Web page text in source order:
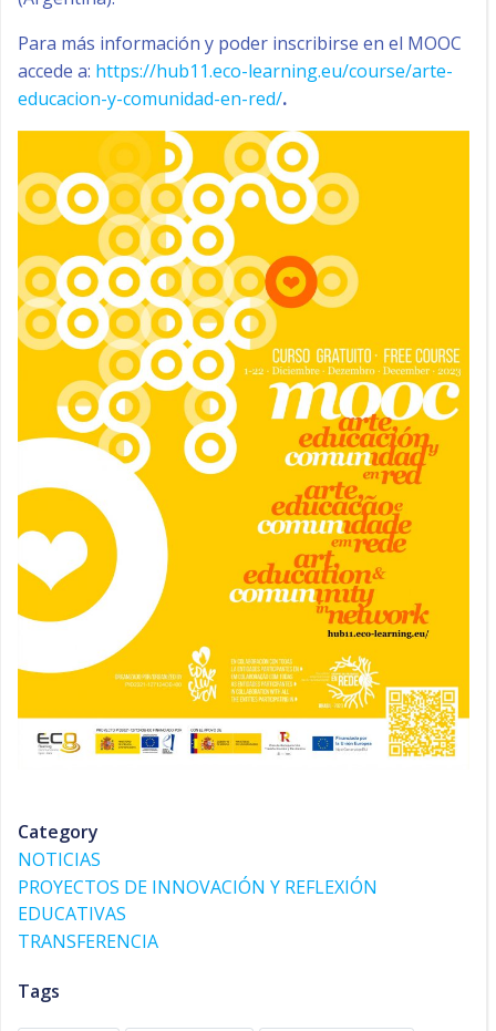
Para más información y poder inscribirse en el MOOC
accede a: https://hub11.eco-learning.eu/course/arte-
educacion-y-comunidad-en-red/.
Category
NOTICIAS
PROYECTOS DE INNOVACIÓN Y REFLEXIÓN
EDUCATIVAS
TRANSFERENCIA
Tags